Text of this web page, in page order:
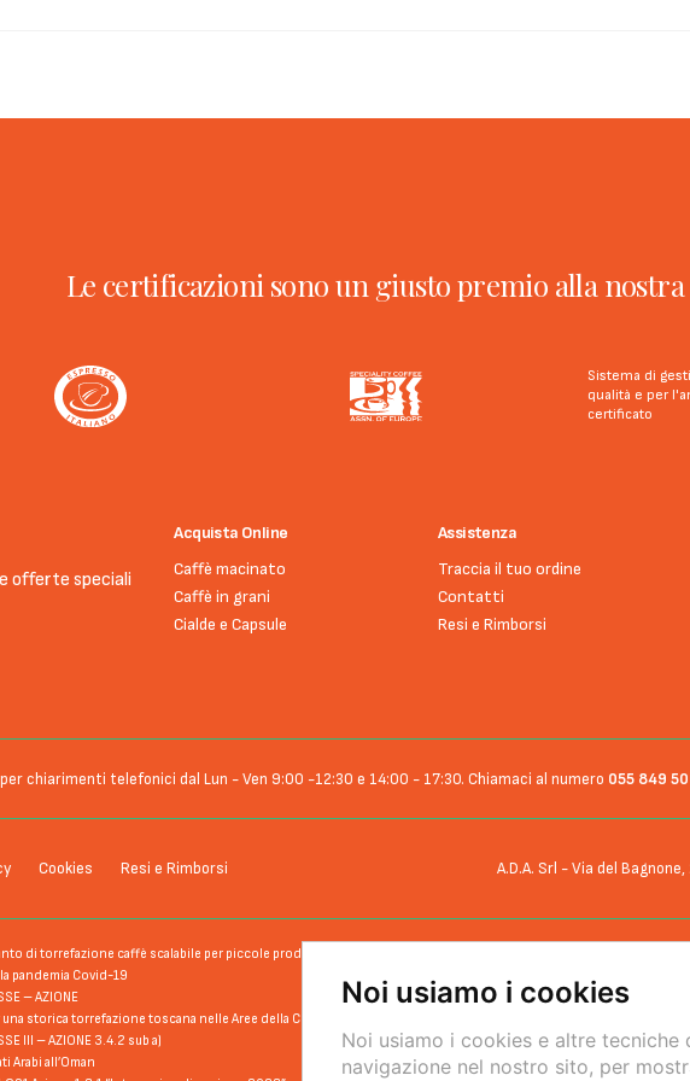
Noi usiamo i cookies
Noi usiamo i cookies e altre
navigazione nel nostro sito, per
Le certificazioni sono un giusto premio alla
Sistema di
qualità e per
certificato
offerte speciali
Acquista Online
Caffè macinato
Caffè in grani
Cialde e Capsule
Assistenza
Traccia il tuo ordine
Contatti
Resi e Rimborsi
chiarimenti telefonici dal Lun - Ven 9:00 -12:30 e 14:00 - 17:30. Chiamaci al numero 055 849
Cookies Resi e Rimborsi A.D.A. Srl - Via del
di torrefazione caffè scalabile per piccole produzioni, per affrontare nuovi mercati e
pandemia Covid-19
– AZIONE
storica torrefazione toscana nelle Aree della Cina e Taiwan”
III – AZIONE 3.4.2 sub a)
Arabi all’Oman